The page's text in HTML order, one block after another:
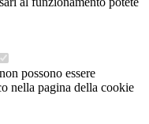
possono essere
nella pagina della cookie